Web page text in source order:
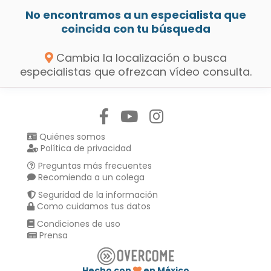
No encontramos a un especialista que
coincida con tu búsqueda
Cambia la localización o busca
especialistas que ofrezcan vídeo consulta.
Quiénes somos
Política de privacidad
Preguntas más frecuentes
Recomienda a un colega
Seguridad de la información
Como cuidamos tus datos
Condiciones de uso
Prensa